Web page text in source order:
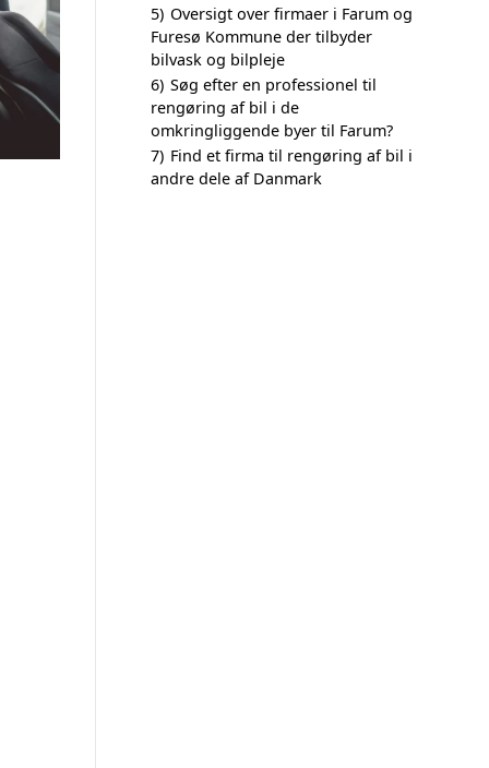
5) Oversigt over firmaer i Farum og
Furesø Kommune der tilbyder
bilvask og bilpleje
6) Søg efter en professionel til
rengøring af bil i de
omkringliggende byer til Farum?
7) Find et firma til rengøring af bil i
andre dele af Danmark